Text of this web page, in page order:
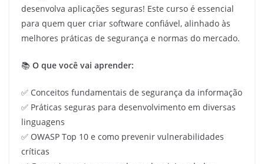
desenvolva aplicações seguras! Este curso é essencial
para quem quer criar software confiável, alinhado às
melhores práticas de segurança e normas do mercado.
📚 O que você vai aprender:
✅ Conceitos fundamentais de segurança da informação
✅ Práticas seguras para desenvolvimento em diversas
linguagens
✅ OWASP Top 10 e como prevenir vulnerabilidades
críticas